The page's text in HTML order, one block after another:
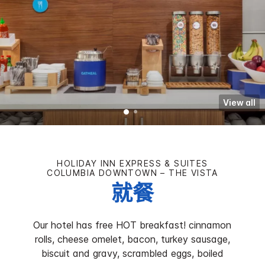
View all
HOLIDAY INN EXPRESS & SUITES
COLUMBIA DOWNTOWN – THE VISTA
就餐
Our hotel has free HOT breakfast! cinnamon
rolls, cheese omelet, bacon, turkey sausage,
biscuit and gravy, scrambled eggs, boiled